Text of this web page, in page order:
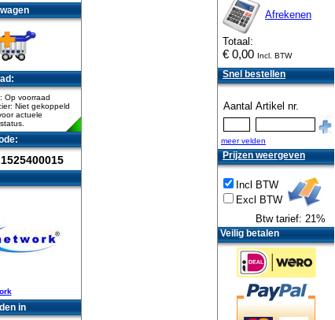
Op voorraad
Niet gekoppeld
actuele
in
Afrekenen
Totaal:
€ 0,00 Incl. BTW
Snel bestellen
Aantal Artikel nr.
meer velden
Prijzen weergeven
Incl BTW
Excl BTW
Btw tarief: 21%
Veilig betalen